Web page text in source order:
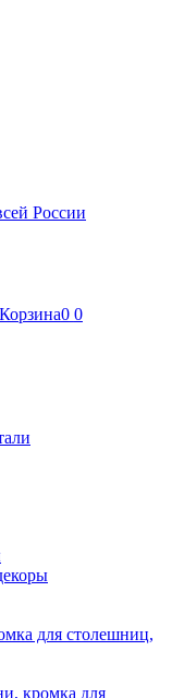
России
Корзина0 0
для столешниц,
кромка для